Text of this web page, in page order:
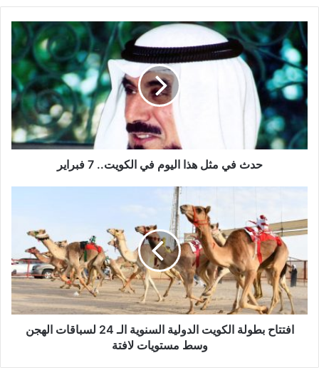
حدث
في
مثل
هذا
اليوم
في
الكويت..
7
فبراير
حدث في مثل هذا اليوم في الكويت.. 7 فبراير
الكويت
الدولية
السنوية
الـ
24
لسباقات
الهجن
وسط
افتتاح بطولة الكويت الدولية السنوية الـ 24 لسباقات الهجن
وسط مستويات لافتة